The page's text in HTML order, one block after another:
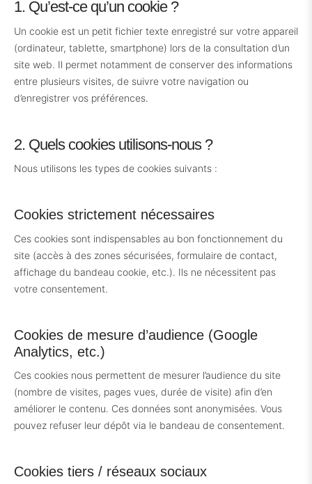
1. Qu’est-ce qu’un cookie ?
Un cookie est un petit fichier texte enregistré sur votre appareil
(ordinateur, tablette, smartphone) lors de la consultation d’un
site web. Il permet notamment de conserver des informations
entre plusieurs visites, de suivre votre navigation ou
d’enregistrer vos préférences.
2. Quels cookies utilisons-nous ?
Nous utilisons les types de cookies suivants :
Cookies strictement nécessaires
Ces cookies sont indispensables au bon fonctionnement du
site (accès à des zones sécurisées, formulaire de contact,
affichage du bandeau cookie, etc.). Ils ne nécessitent pas
votre consentement.
Cookies de mesure d’audience (Google
Analytics, etc.)
Ces cookies nous permettent de mesurer l’audience du site
(nombre de visites, pages vues, durée de visite) afin d’en
améliorer le contenu. Ces données sont anonymisées. Vous
pouvez refuser leur dépôt via le bandeau de consentement.
Cookies tiers / réseaux sociaux